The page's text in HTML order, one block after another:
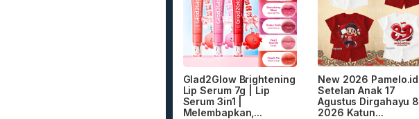
Glad2Glow Brightening
Lip Serum 7g | Lip
Serum 3in1 |
Melembapkan,...
New 2026 Pamelo.id
Setelan Anak 17
Agustus Dirgahayu
2026 Katun...